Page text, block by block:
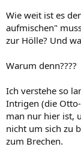
Wie weit ist es
aufmischen"
zur Hölle? Und
Warum denn????
Ich verstehe so
Intrigen (die
man nur hier ist,
nicht um sich zu
zum Brechen.